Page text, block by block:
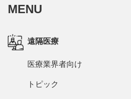
MENU
遠隔医療
医療業界者向け
トピック